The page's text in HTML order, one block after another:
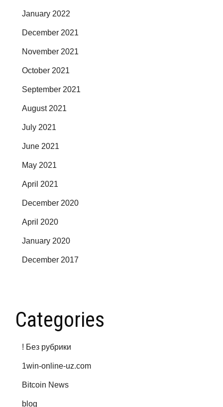
January 2022
December 2021
November 2021
October 2021
September 2021
August 2021
July 2021
June 2021
May 2021
April 2021
December 2020
April 2020
January 2020
December 2017
Categories
! Без рубрики
1win-online-uz.com
Bitcoin News
blog